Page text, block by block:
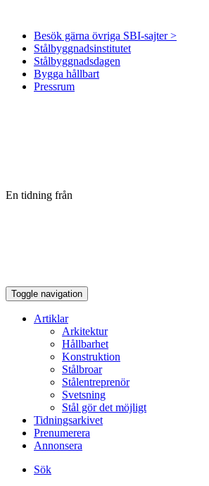
Besök gärna övriga SBI-sajter >
Stålbyggnadsinstitutet
Stålbyggnadsdagen
Bygga hållbart
Pressrum
En tidning från
Toggle navigation
Artiklar
Arkitektur
Hållbarhet
Konstruktion
Stålbroar
Stålentreprenör
Svetsning
Stål gör det möjligt
Tidningsarkivet
Prenumerera
Annonsera
Sök